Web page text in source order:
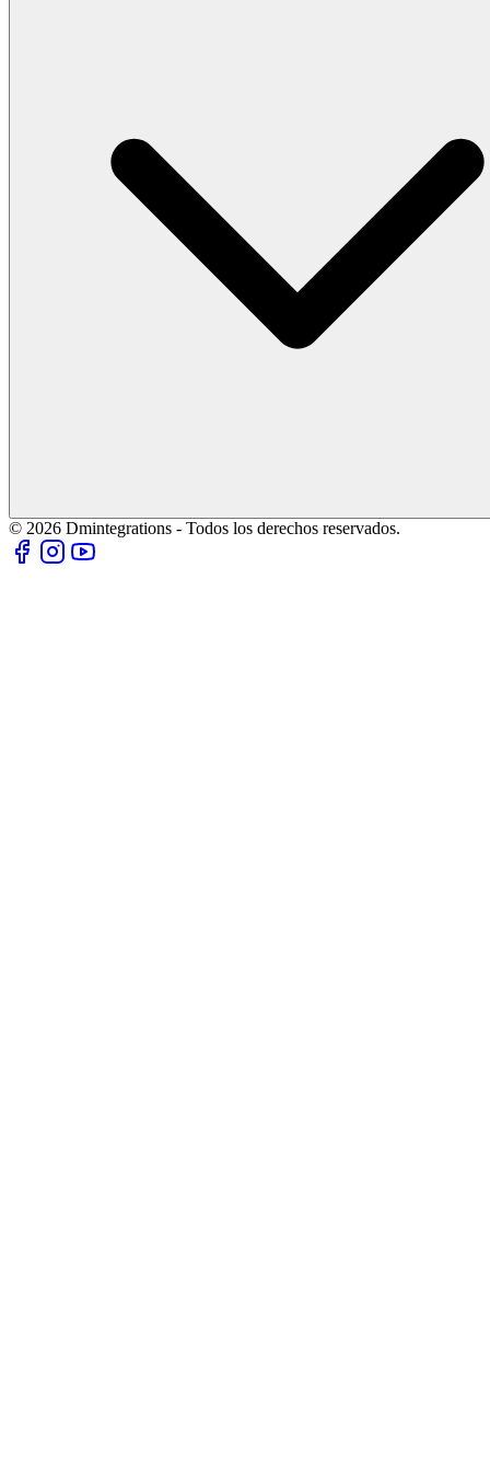
© 2026 Dmintegrations - Todos los derechos reservados.